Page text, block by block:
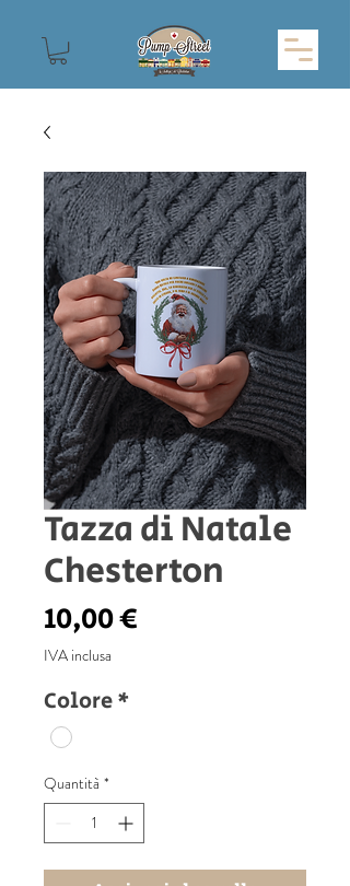
Tazza di Natale
Chesterton
10,00 €
IVA inclusa
Colore*
Quantità *